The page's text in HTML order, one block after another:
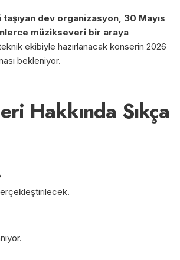
dev organizasyon, 30 Mayıs
müzikseveri bir araya
ekibiyle hazırlanacak konserin 2026
bekleniyor.
Hakkında Sıkça